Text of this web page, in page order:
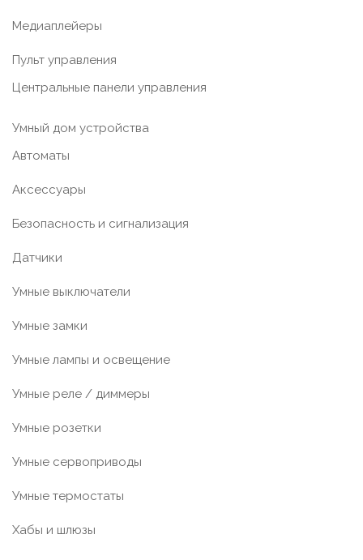
Медиаплейеры
Пульт управления
Центральные панели управления
Умный дом устройства
Автоматы
Аксессуары
Безопасность и сигнализация
Датчики
Умные выключатели
Умные замки
Умные лампы и освещение
Умные реле / диммеры
Умные розетки
Умные сервоприводы
Умные термостаты
Хабы и шлюзы